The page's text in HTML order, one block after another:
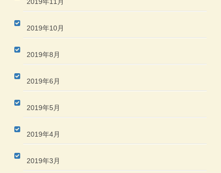
2019年10月
2019年8月
2019年6月
2019年5月
2019年4月
2019年3月